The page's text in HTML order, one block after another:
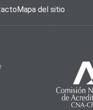
Mapa del sitio